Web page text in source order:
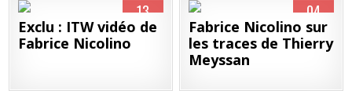
13
MAR
2009
Exclu : ITW vidéo de
Fabrice Nicolino
04
DÉC
2008
Fabrice Nicolino sur
les traces de Thierry
Meyssan